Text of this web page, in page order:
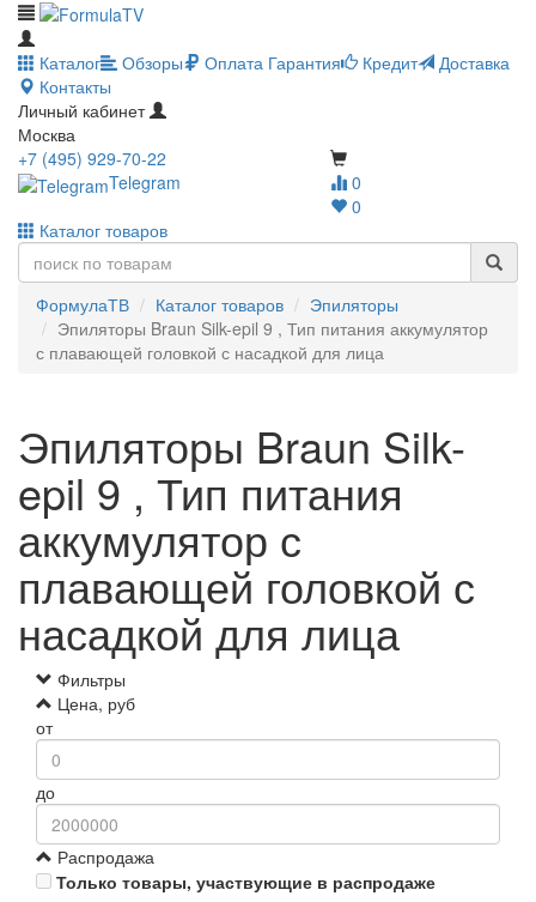
Каталог Обзоры Оплата Гарантия Кредит
Доставка
Контакты
Личный кабинет
Москва
0
0
+7 (495) 929-70-22
Telegram
Каталог товаров
ФормулаТВ Каталог товаров
Эпиляторы
Эпиляторы Braun Silk-epil 9 , Тип питания аккумулятор
с плавающей головкой с насадкой для лица
Эпиляторы Braun Silk-
epil 9 , Тип питания
аккумулятор с
плавающей головкой с
насадкой для лица
Фильтры
Цена, руб
от
до
Распродажа
Только товары, участвующие в распродаже